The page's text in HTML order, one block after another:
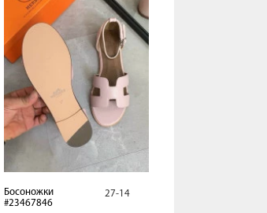
Босоножки
#23467846
27-14